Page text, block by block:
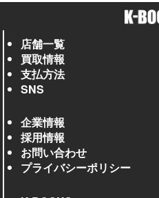
店舗一覧
買取情報
支払方法
SNS
企業情報
採用情報
お問い合わせ
プライバシーポリシー